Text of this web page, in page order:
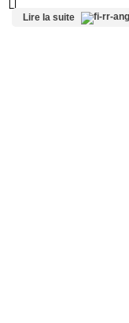
Lire la suite